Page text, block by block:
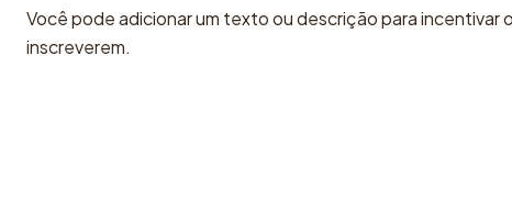
Você pode adicionar um texto ou descrição para incentivar
inscreverem.